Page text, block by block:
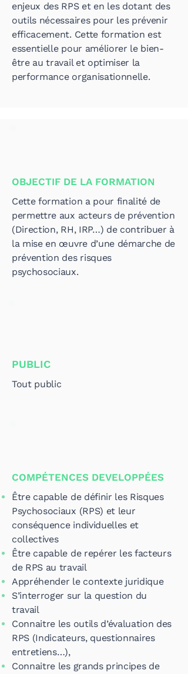
enjeux des RPS et en les dotant des
outils nécessaires pour les prévenir
efficacement. Cette formation est
essentielle pour améliorer le bien-
être au travail et optimiser la
performance organisationnelle.
OBJECTIF DE LA FORMATION
Cette formation a pour finalité de
permettre aux acteurs de prévention
(Direction, RH, IRP…) de contribuer à
la mise en œuvre d’une démarche de
prévention des risques
psychosociaux.
PUBLIC
Tout public
COMPÉTENCES DEVELOPPÉES
Être capable de définir les Risques
Psychosociaux (RPS) et leur
conséquence individuelles et
collectives
Être capable de repérer les facteurs
de RPS au travail
Appréhender le contexte juridique
S’interroger sur la question du
travail
Connaitre les outils d’évaluation des
RPS (Indicateurs, questionnaires
entretiens…),
Connaitre les grands principes de